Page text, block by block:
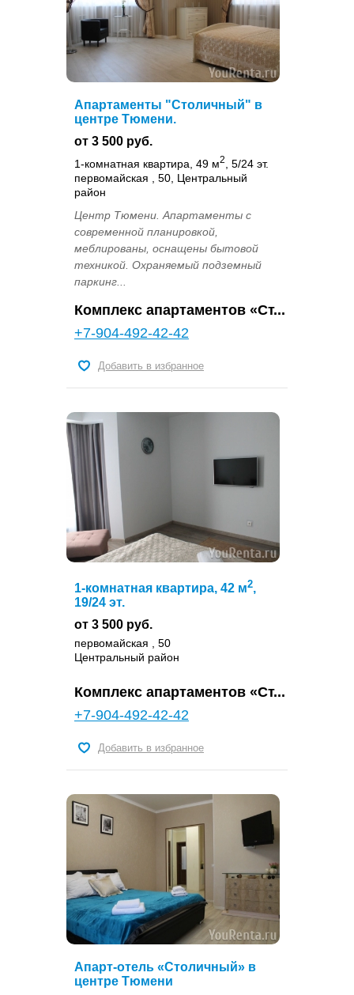
Апартаменты "Столичный" в
центре Тюмени.
от 3 500 руб.
1-комнатная квартира, 49 м2
, 5/24 эт.
первомайская , 50, Центральный
район
Центр Тюмени. Апартаменты с
современной планировкой,
меблированы, оснащены бытовой
техникой. Охраняемый подземный
паркинг...
Комплекс апартаментов «Ст...
+7-904-492-42-42
Добавить в избранное
1-комнатная квартира, 42 м2,
19/24 эт.
от 3 500 руб.
первомайская , 50
Центральный район
Комплекс апартаментов «Ст...
+7-904-492-42-42
Добавить в избранное
Апарт-отель «Столичный» в
центре Тюмени